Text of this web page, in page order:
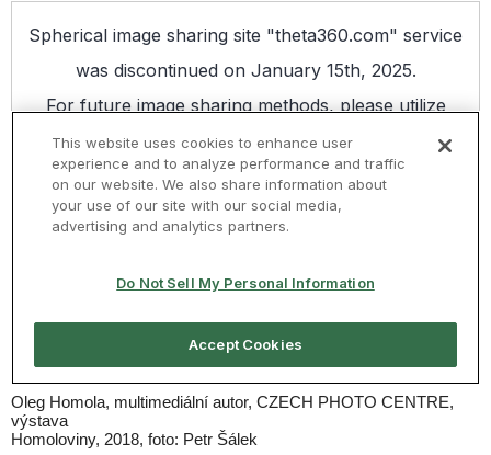
Oleg Homola, multimediální autor, CZECH PHOTO CENTRE,
výstava
Homoloviny, 2018, foto: Petr Šálek